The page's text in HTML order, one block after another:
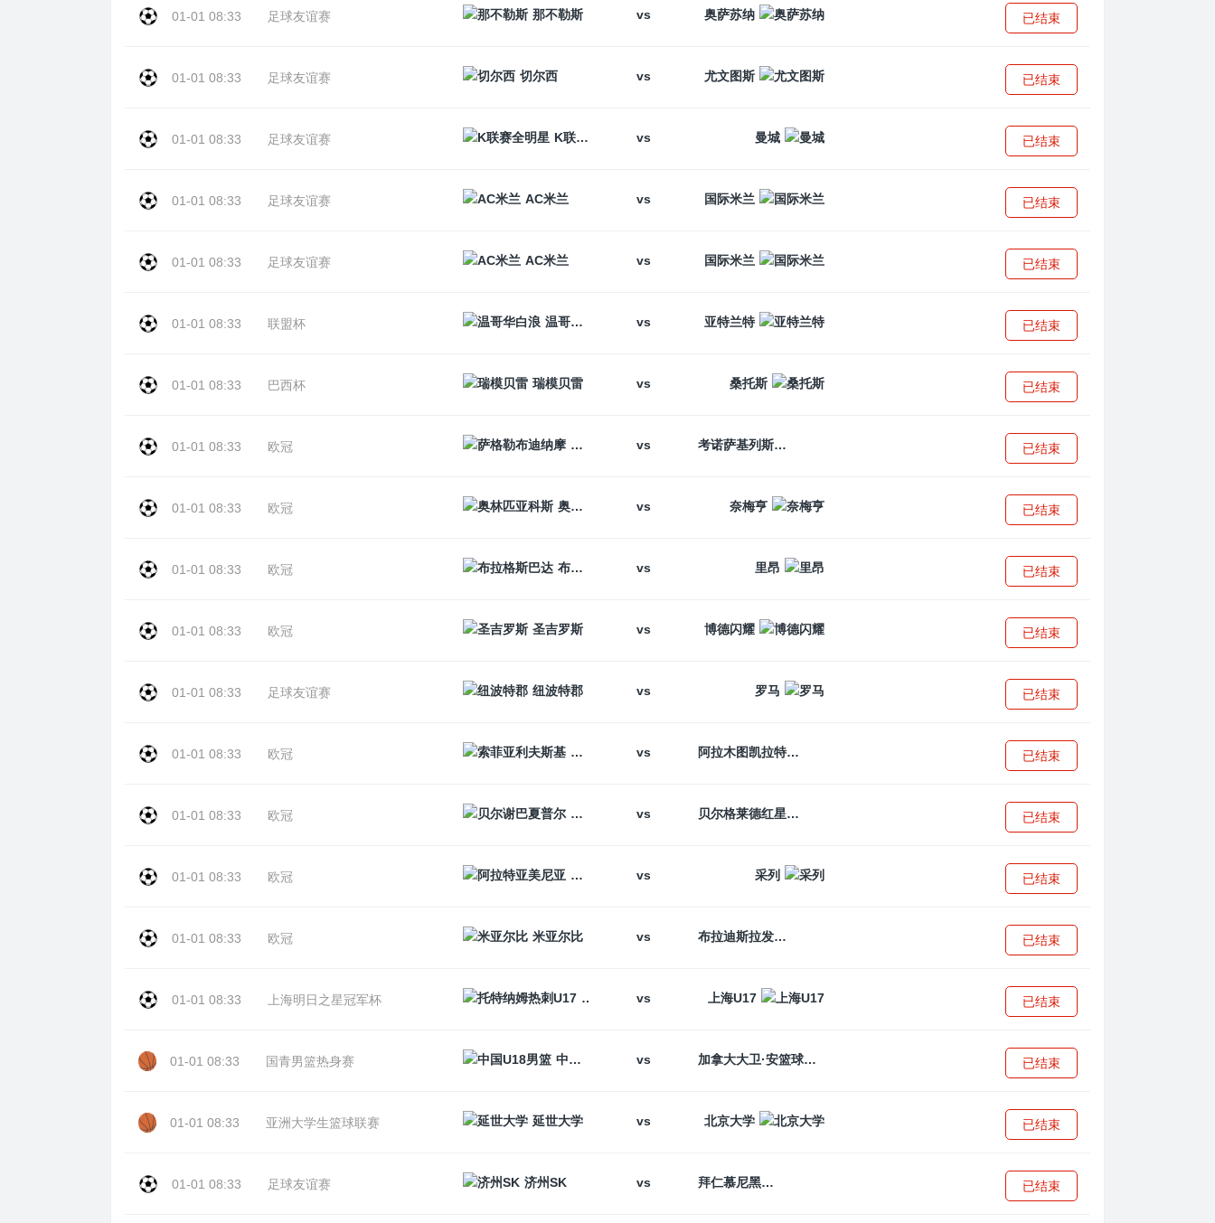
01-01 08:33 足球友谊赛 那不勒斯 vs 奥萨苏纳 已结束
01-01 08:33 足球友谊赛 切尔西 vs 尤文图斯 已结束
01-01 08:33 足球友谊赛 K联赛全明星 vs 曼城 已结束
01-01 08:33 足球友谊赛 AC米兰 vs 国际米兰 已结束
01-01 08:33 足球友谊赛 AC米兰 vs 国际米兰 已结束
01-01 08:33 联盟杯 温哥华白浪 vs 亚特兰特 已结束
01-01 08:33 巴西杯 瑞模贝雷 vs 桑托斯 已结束
01-01 08:33 欧冠 萨格勒布迪纳摩
vs 考诺萨基列斯 已结束
01-01 08:33 欧冠 奥林匹亚科斯 vs 奈梅亨 已结束
01-01 08:33 欧冠 布拉格斯巴达 vs 里昂 已结束
01-01 08:33 欧冠 圣吉罗斯 vs 博德闪耀 已结束
01-01 08:33 足球友谊赛 纽波特郡 vs 罗马 已结束
01-01 08:33 欧冠 索菲亚利夫斯基
vs 阿拉木图凯拉特 已结束
01-01 08:33 欧冠 贝尔谢巴夏普尔
vs 贝尔格莱德红星 已结束
01-01 08:33 欧冠 阿拉特亚美尼亚
vs 采列 已结束
01-01 08:33 欧冠 米亚尔比 vs 布拉迪斯拉发 已结束
01-01 08:33 上海明日之星冠军杯 托特纳姆热刺U17
vs 上海U17 已结束
01-01 08:33 国青男篮热身赛 中国U18男篮 vs 加拿大大卫·安篮球学院 已结束
01-01 08:33 亚洲大学生篮球联赛 延世大学 vs 北京大学 已结束
01-01 08:33 足球友谊赛 济州SK vs 拜仁慕尼黑 已结束